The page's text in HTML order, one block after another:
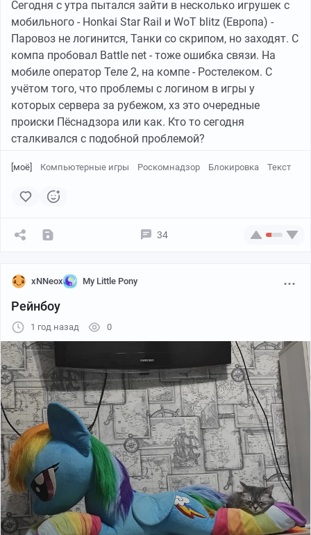
Сегодня с утра пытался зайти в несколько игрушек с
мобильного - Honkai Star Rail и WoT blitz (Европа) -
Паровоз не логинится, Танки со скрипом, но заходят. С
компа пробовал Battle net - тоже ошибка связи. На
мобиле оператор Теле 2, на компе - Ростелеком. С
учётом того, что проблемы с логином в игры у
которых сервера за рубежом, хз это очередные
происки Пёснадзора или как. Кто то сегодня
сталкивался с подобной проблемой?
[моё] Компьютерные игры Роскомнадзор Блокировка Текст
34
xNNeox My Little Pony
Рейнбоу
1 год назад 0